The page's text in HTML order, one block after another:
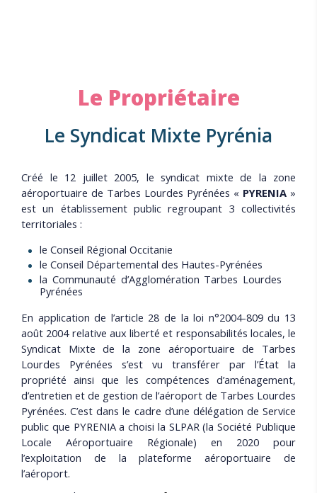
Le Propriétaire
Le Syndicat Mixte Pyrénia
Créé le 12 juillet 2005, le syndicat mixte de la zone
aéroportuaire de Tarbes Lourdes Pyrénées « PYRENIA »
est un établissement public regroupant 3 collectivités
territoriales :
le Conseil Régional Occitanie
le Conseil Départemental des Hautes-Pyrénées
la Communauté d’Agglomération Tarbes Lourdes
Pyrénées
En application de l’article 28 de la loi n°2004-809 du 13
août 2004 relative aux liberté et responsabilités locales, le
Syndicat Mixte de la zone aéroportuaire de Tarbes
Lourdes Pyrénées s’est vu transférer par l’État la
propriété ainsi que les compétences d’aménagement,
d’entretien et de gestion de l’aéroport de Tarbes Lourdes
Pyrénées. C’est dans le cadre d’une délégation de Service
public que PYRENIA a choisi la SLPAR (la Société Publique
Locale Aéroportuaire Régionale) en 2020 pour
l’exploitation de la plateforme aéroportuaire de
l’aéroport.